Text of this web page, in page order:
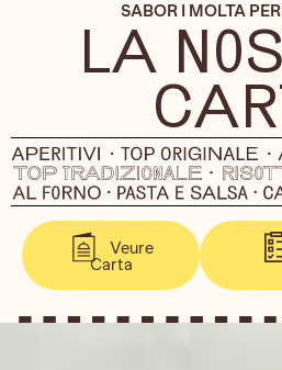
SABOR I MOLTA
LA
Veure
Carta